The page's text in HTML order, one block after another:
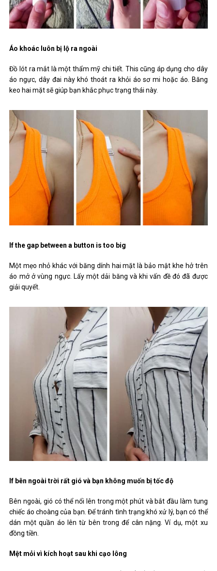
Áo khoác luôn bị lộ ra ngoài
Đồ lót ra mắt là một thẩm mỹ chi tiết. This cũng áp dụng cho dây
áo ngực, dây đai này khó thoát ra khỏi áo sơ mi hoặc áo. Băng
keo hai mặt sẽ giúp bạn khắc phục trạng thái này.
If the gap between a button is too big
Một mẹo nhỏ khác với băng dính hai mặt là bảo mật khe hở trên
áo mở ở vùng ngực. Lấy một dải băng và khi vấn đề đó đã được
giải quyết.
If bên ngoài trời rất gió và bạn không muốn bị tốc độ
Bên ngoài, gió có thể nổi lên trong một phút và bắt đầu làm tung
chiếc áo choàng của bạn. Để tránh tình trạng khó xử lý, bạn có thể
dán một quần áo lên từ bên trong để cân nặng. Ví dụ, một xu
đồng tiền.
Mệt mỏi vì kích hoạt sau khi cạo lông